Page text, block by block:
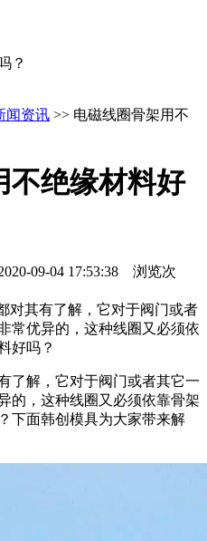
？
闻资讯 >> 电磁线圈骨架用不
不绝缘材料好
09-04 17:53:38 浏览次
对其有了解，它对于阀门或者
常优异的，这种线圈又必须依
好吗？
了解，它对于阀门或者其它一
的，这种线圈又必须依靠骨架
下面韩创模具为大家带来解